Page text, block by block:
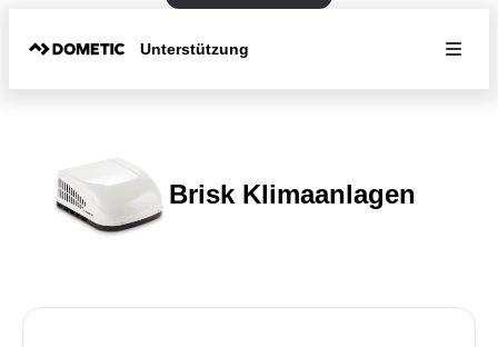
Unterstützung
Brisk Klimaanlagen